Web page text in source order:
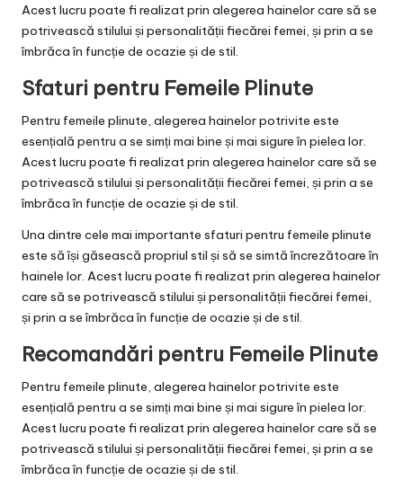
Acest lucru poate fi realizat prin alegerea hainelor care să se
potrivească stilului și personalității fiecărei femei, și prin a se
îmbrăca în funcție de ocazie și de stil.
Sfaturi pentru Femeile Plinute
Pentru femeile plinute, alegerea hainelor potrivite este
esențială pentru a se simți mai bine și mai sigure în pielea lor.
Acest lucru poate fi realizat prin alegerea hainelor care să se
potrivească stilului și personalității fiecărei femei, și prin a se
îmbrăca în funcție de ocazie și de stil.
Una dintre cele mai importante sfaturi pentru femeile plinute
este să își găsească propriul stil și să se simtă încrezătoare în
hainele lor. Acest lucru poate fi realizat prin alegerea hainelor
care să se potrivească stilului și personalității fiecărei femei,
și prin a se îmbrăca în funcție de ocazie și de stil.
Recomandări pentru Femeile Plinute
Pentru femeile plinute, alegerea hainelor potrivite este
esențială pentru a se simți mai bine și mai sigure în pielea lor.
Acest lucru poate fi realizat prin alegerea hainelor care să se
potrivească stilului și personalității fiecărei femei, și prin a se
îmbrăca în funcție de ocazie și de stil.